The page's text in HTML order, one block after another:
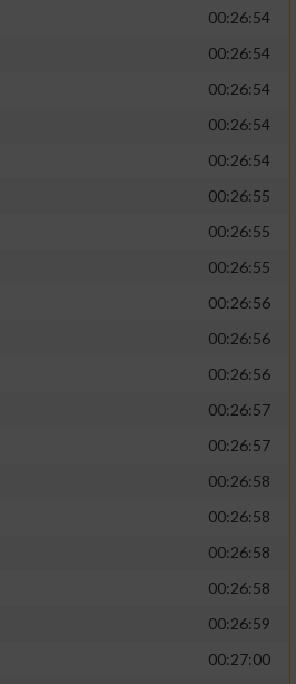
00:26:54
00:26:54
00:26:54
00:26:54
00:26:54
00:26:55
00:26:55
00:26:55
00:26:56
00:26:56
00:26:56
00:26:57
00:26:57
00:26:58
00:26:58
00:26:58
00:26:58
00:26:59
00:27:00